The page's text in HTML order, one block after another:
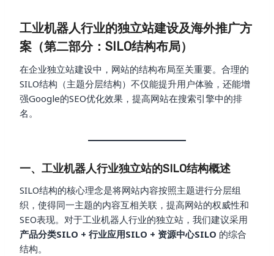
工业机器人行业的独立站建设及海外推广方
案（第二部分：SILO结构布局）
在企业独立站建设中，网站的结构布局至关重要。合理的
SILO结构（主题分层结构）不仅能提升用户体验，还能增
强Google的SEO优化效果，提高网站在搜索引擎中的排
名。
一、工业机器人行业独立站的SILO结构概述
SILO结构的核心理念是将网站内容按照主题进行分层组
织，使得同一主题的内容互相关联，提高网站的权威性和
SEO表现。对于工业机器人行业的独立站，我们建议采用
产品分类SILO + 行业应用SILO + 资源中心SILO 的综合
结构。